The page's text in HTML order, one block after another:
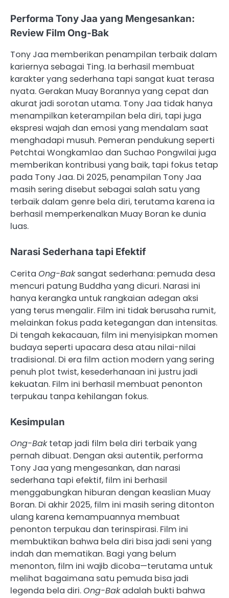
Performa Tony Jaa yang Mengesankan:
Review Film Ong-Bak
Tony Jaa memberikan penampilan terbaik dalam
kariernya sebagai Ting. Ia berhasil membuat
karakter yang sederhana tapi sangat kuat terasa
nyata. Gerakan Muay Borannya yang cepat dan
akurat jadi sorotan utama. Tony Jaa tidak hanya
menampilkan keterampilan bela diri, tapi juga
ekspresi wajah dan emosi yang mendalam saat
menghadapi musuh. Pemeran pendukung seperti
Petchtai Wongkamlao dan Suchao Pongwilai juga
memberikan kontribusi yang baik, tapi fokus tetap
pada Tony Jaa. Di 2025, penampilan Tony Jaa
masih sering disebut sebagai salah satu yang
terbaik dalam genre bela diri, terutama karena ia
berhasil memperkenalkan Muay Boran ke dunia
luas.
Narasi Sederhana tapi Efektif
Cerita Ong-Baksangat sederhana: pemuda desa
mencuri patung Buddha yang dicuri. Narasi ini
hanya kerangka untuk rangkaian adegan aksi
yang terus mengalir. Film ini tidak berusaha rumit,
melainkan fokus pada ketegangan dan intensitas.
Di tengah kekacauan, film ini menyisipkan momen
budaya seperti upacara desa atau nilai-nilai
tradisional. Di era film action modern yang sering
penuh plot twist, kesederhanaan ini justru jadi
kekuatan. Film ini berhasil membuat penonton
terpukau tanpa kehilangan fokus.
Kesimpulan
Ong-Baktetap jadi film bela diri terbaik yang
pernah dibuat. Dengan aksi autentik, performa
Tony Jaa yang mengesankan, dan narasi
sederhana tapi efektif, film ini berhasil
menggabungkan hiburan dengan keaslian Muay
Boran. Di akhir 2025, film ini masih sering ditonton
ulang karena kemampuannya membuat
penonton terpukau dan terinspirasi. Film ini
membuktikan bahwa bela diri bisa jadi seni yang
indah dan mematikan. Bagi yang belum
menonton, film ini wajib dicoba—terutama untuk
melihat bagaimana satu pemuda bisa jadi
legenda bela diri.Ong-Bakadalah bukti bahwa